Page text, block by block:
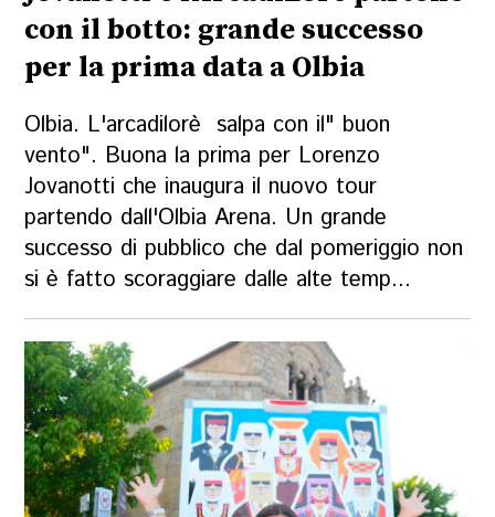
con il botto: grande successo
per la prima data a Olbia
Olbia. L'arcadilorè salpa con il" buon
vento". Buona la prima per Lorenzo
Jovanotti che inaugura il nuovo tour
partendo dall'Olbia Arena. Un grande
successo di pubblico che dal pomeriggio non
si è fatto scoraggiare dalle alte temp...